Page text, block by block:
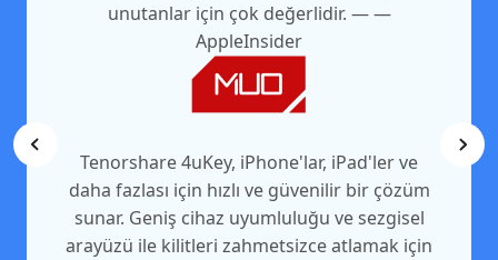
unutanlar için çok değerlidir. — —
AppleInsider
Tenorshare 4uKey, iPhone'lar, iPad'ler ve
daha fazlası için hızlı ve güvenilir bir çözüm
sunar. Geniş cihaz uyumluluğu ve sezgisel
arayüzü ile kilitleri zahmetsizce atlamak için